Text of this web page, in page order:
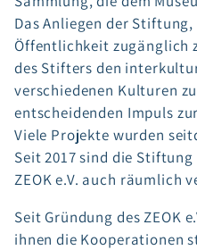
Das Anliegen der
Öffentlichkeit zugänglich
des Stifters den
verschiedenen Kulturen
entscheidenden Impuls
Viele Projekte wurden
Seit 2017 sind die
ZEOK e.V. auch räumlich
Seit Gründung des ZEOK
ihnen die Kooperationen